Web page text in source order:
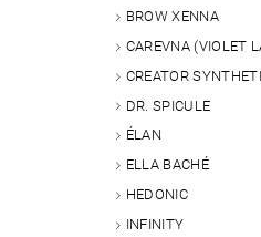
BROW XENNA
CAREVNA (VIOLET
CREATOR
DR. SPICULE
ÉLAN
ELLA BACHÉ
HEDONIC
INFINITY